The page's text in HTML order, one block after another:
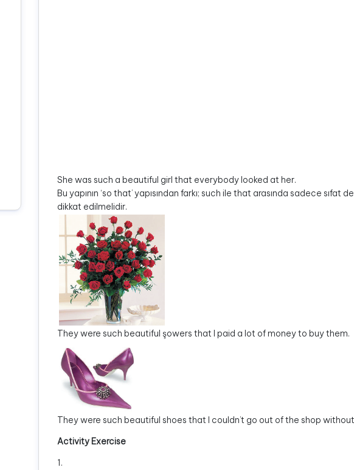
She was such a beautiful girl that everybody looked at her.
Bu yapının ‘so that’ yapısından farkı; such ile that arasında sadece sıfat
dikkat edilmelidir.
They were such beautiful şowers that I paid a lot of money to buy them.
They were such beautiful shoes that I couldn’t go out of the shop
Activity Exercise
1.